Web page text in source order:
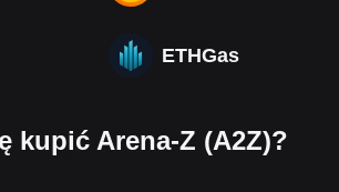
ETHGas
kupić Arena-Z (A2Z)?